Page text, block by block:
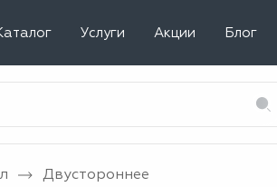
Услуги Акции Блог
Двустороннее